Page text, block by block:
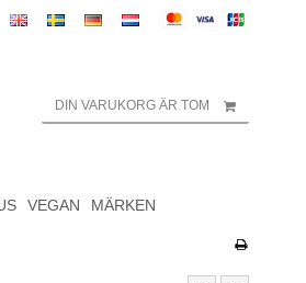
DIN VARUKORG ÄR TOM
VEGAN MÄRKEN